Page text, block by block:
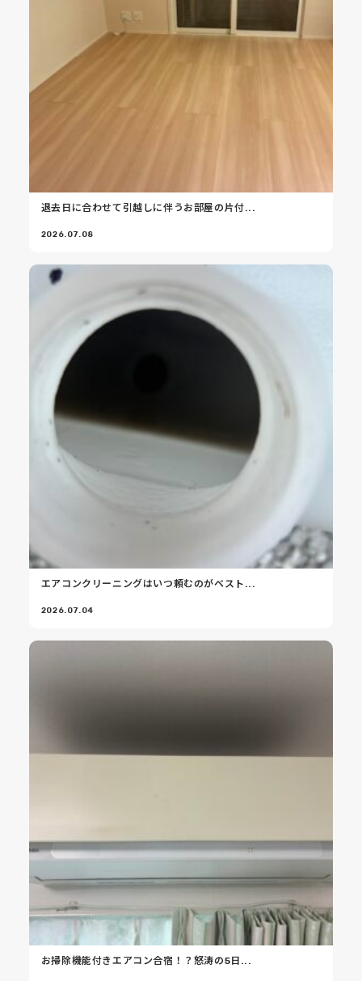
退去日に合わせて引越しに伴うお部屋の片付...
2026.07.08
エアコンクリーニングはいつ頼むのがベスト...
2026.07.04
お掃除機能付きエアコン合宿！？怒涛の5日...